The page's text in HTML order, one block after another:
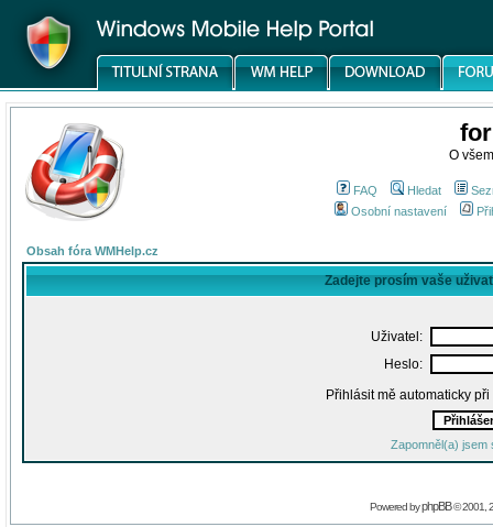
O
FAQ Hledat
Osobní nastavení
Obsah fóra WMHelp.cz
Zadejte prosím vaše
Uživatel:
Heslo:
Přihlásit mě automaticky
Zapomněl(a) jsem
Powered byphpBB© 2001,